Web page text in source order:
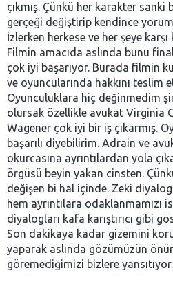
çıkmış. Çünkü her karakter sanki
gerçeği değiştirip kendince
İzlerken herkese ve her şeye
Filmin amacıda aslında bunu
çok iyi başarıyor. Burada filmin
ve oyuncularında hakkını teslim
Oyunculuklara hiç değinmedim
olursak özellikle avukat Virginia
Wagener çok iyi bir iş çıkarmış.
başarılı diyebilirim. Adrain ve
okurcasına ayrıntılardan yola
örgüsü beyin yakan cinsten.
değişen bi hal içinde. Zeki
hem ayrıntılara odaklanmamızı
diyalogları kafa karıştırıcı gibi
Son dakikaya kadar gizemini
yaparak aslında gözümüzün
göremediğimizi bizlere yansıtıyor.